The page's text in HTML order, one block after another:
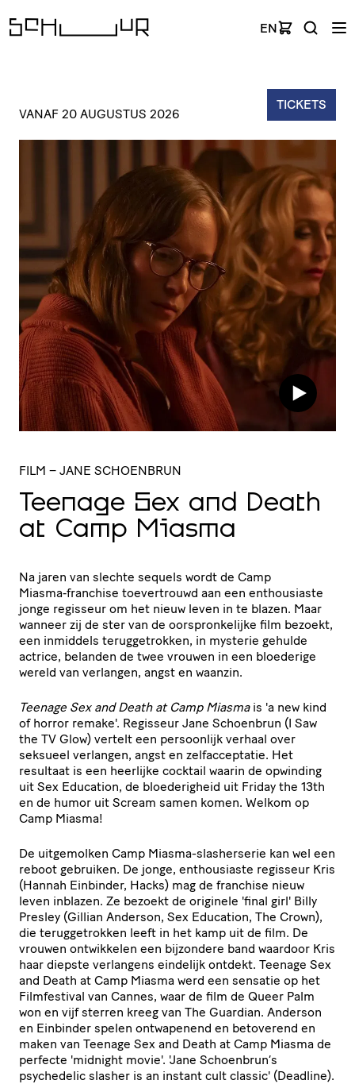
EN
TICKETS
VANAF 20 AUGUSTUS 2026
FILM – JANE SCHOENBRUN
Teenage Sex and Death
at Camp Miasma
Na jaren van slechte sequels wordt de Camp
Miasma‑franchise toevertrouwd aan een enthousiaste
jonge regisseur om het nieuw leven in te blazen. Maar
wanneer zij de ster van de oorspronkelijke film bezoekt,
een inmiddels teruggetrokken, in mysterie gehulde
actrice, belanden de twee vrouwen in een bloederige
wereld van verlangen, angst en waanzin.
Teenage Sex and Death at Camp Miasmais 'a new kind
of horror remake'. Regisseur Jane Schoenbrun (I Saw
the TV Glow) vertelt een persoonlijk verhaal over
seksueel verlangen, angst en zelfacceptatie. Het
resultaat is een heerlijke cocktail waarin de opwinding
uit Sex Education, de bloederigheid uit Friday the 13th
en de humor uit Scream samen komen. Welkom op
Camp Miasma!
De uitgemolken Camp Miasma-slasherserie kan wel een
reboot gebruiken. De jonge, enthousiaste regisseur Kris
(Hannah Einbinder, Hacks) mag de franchise nieuw
leven inblazen. Ze bezoekt de originele 'final girl' Billy
Presley (Gillian Anderson, Sex Education, The Crown),
die teruggetrokken leeft in het kamp uit de film. De
vrouwen ontwikkelen een bijzondere band waardoor Kris
haar diepste verlangens eindelijk ontdekt. Teenage Sex
and Death at Camp Miasma werd een sensatie op het
Filmfestival van Cannes, waar de film de Queer Palm
won en vijf sterren kreeg van The Guardian. Anderson
en Einbinder spelen ontwapenend en betoverend en
maken van Teenage Sex and Death at Camp Miasma de
perfecte 'midnight movie'. 'Jane Schoenbrun’s
psychedelic slasher is an instant cult classic' (Deadline).